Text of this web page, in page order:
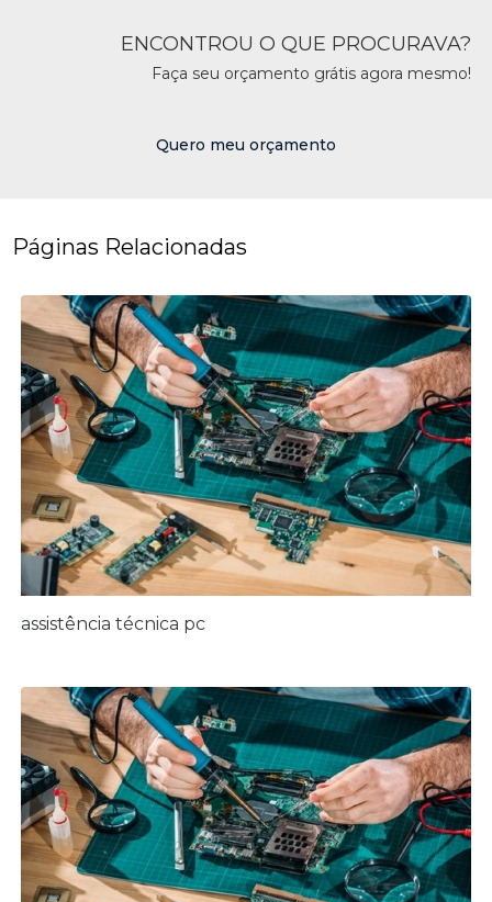
ENCONTROU O QUE PROCURAVA?
Faça seu orçamento grátis agora mesmo!
Quero meu orçamento
Páginas Relacionadas
assistência técnica pc